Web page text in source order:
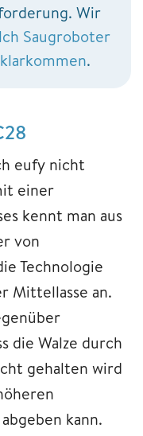
Wir
Saugroboter
.
eufy nicht
einer
kennt man aus
von
Technologie
Mittellasse an.
die Walze durch
gehalten wird
kann.